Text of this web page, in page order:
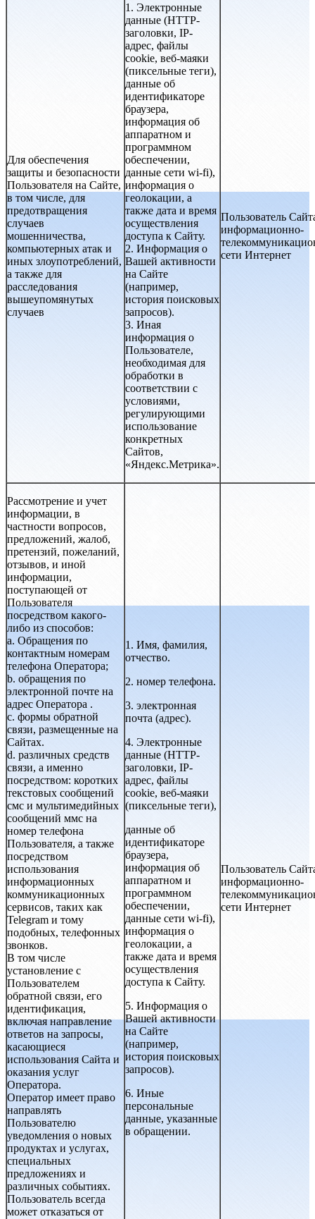
Для обеспечения
защиты и безопасности
Пользователя на Сайте,
в том числе, для
предотвращения
случаев
мошенничества,
компьютерных атак и
иных злоупотреблений,
а также для
расследования
вышеупомянутых
случаев
1. Электронные
данные (HTTP-
заголовки, IP-
адрес, файлы
cookie, веб-маяки
(пиксельные теги),
данные об
идентификаторе
браузера,
информация об
аппаратном и
программном
обеспечении,
данные сети wi-fi),
информация о
геолокации, а
также дата и время
осуществления
доступа к Сайту.
2. Информация о
Вашей активности
на Сайте
(например,
история поисковых
запросов).
3. Иная
информация о
Пользователе,
необходимая для
обработки в
соответствии с
условиями,
регулирующими
использование
конкретных
Сайтов,
«Яндекс.Метрика».
Пользователь
информационно-
сети Интернет
Рассмотрение и учет
информации, в
частности вопросов,
предложений, жалоб,
претензий, пожеланий,
отзывов, и иной
информации,
поступающей от
Пользователя
посредством какого-
либо из способов:
a. Обращения по
контактным номерам
телефона Оператора;
b. обращения по
электронной почте на
адрес Оператора .
с. формы обратной
связи, размещенные на
Сайтах.
d. различных средств
связи, а именно
посредством: коротких
текстовых сообщений
смс и мультимедийных
сообщений ммс на
номер телефона
Пользователя, а также
посредством
использования
информационных
коммуникационных
сервисов, таких как
Telegram и тому
подобных, телефонных
звонков.
В том числе
установление с
Пользователем
обратной связи, его
идентификация,
включая направление
ответов на запросы,
касающиеся
использования Сайта и
оказания услуг
Оператора.
Оператор имеет право
направлять
Пользователю
уведомления о новых
продуктах и услугах,
специальных
предложениях и
различных событиях.
Пользователь всегда
может отказаться от
1. Имя, фамилия,
отчество.
2. номер телефона.
3. электронная
почта (адрес).
4. Электронные
данные (HTTP-
заголовки, IP-
адрес, файлы
cookie, веб-маяки
(пиксельные теги),
данные об
идентификаторе
браузера,
информация об
аппаратном и
программном
обеспечении,
данные сети wi-fi),
информация о
геолокации, а
также дата и время
осуществления
доступа к Сайту.
5. Информация о
Вашей активности
на Сайте
(например,
история поисковых
запросов).
6. Иные
персональные
данные, указанные
в обращении.
Пользователь
информационно-
сети Интернет